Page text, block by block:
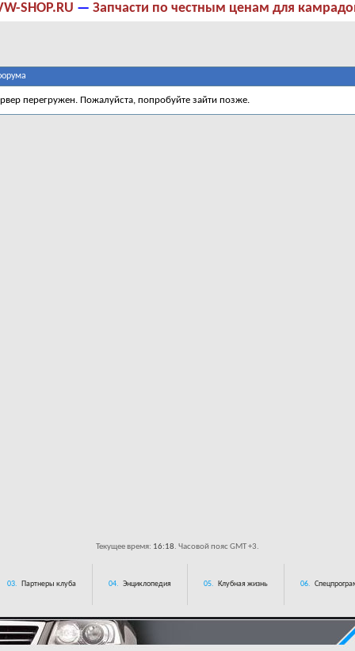
SHOP.RU — Запчасти по честным ценам для
перегружен. Пожалуйста, попробуйте зайти позже.
Текущее время: 16:18. Часовой пояс GMT +3.
03. Партнеры клуба 04. Энциклопедия 05. Клубная жизнь 06.